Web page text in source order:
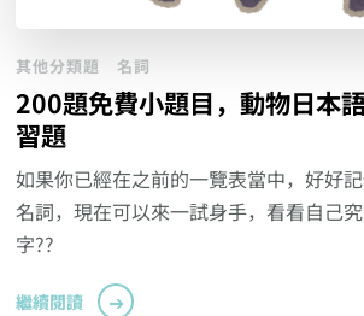
其他分類題 名詞
200題免費小題目，動物日本
習題
如果你已經在之前的一覽表當中，好好
名詞，現在可以來一試身手，看看自己
字??
繼續閱讀